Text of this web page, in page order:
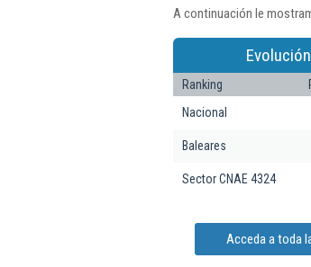
A continuación le
Ranking
Nacional
Baleares
Sector CNAE 4324
Acceda a toda